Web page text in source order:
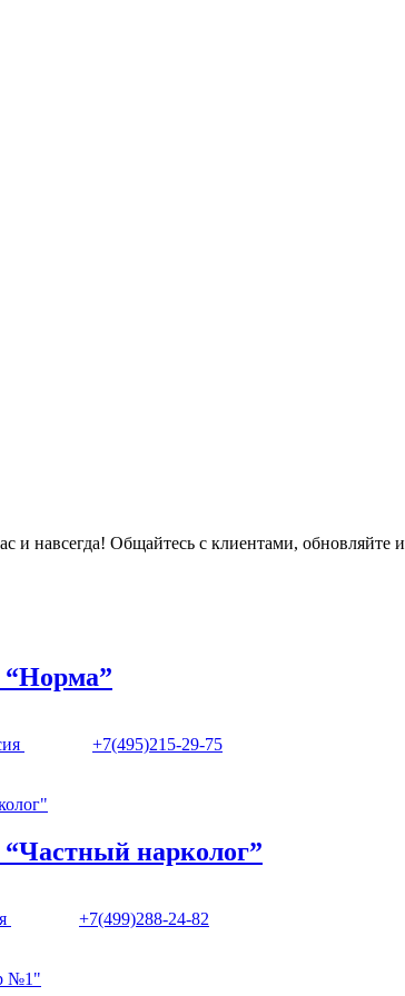
и навсегда! Общайтесь с клиентами,
“Норма”
+7(495)215-29-75
нарколог”
+7(499)288-24-82